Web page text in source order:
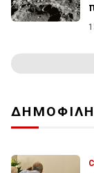
ΔΗΜΟΦΙΛΗ